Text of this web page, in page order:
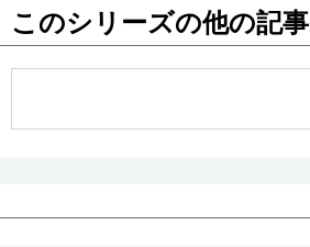
このシリーズの他の記事